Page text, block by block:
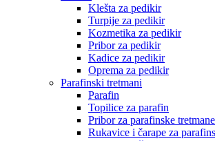
Klešta za pedikir
Turpije za pedikir
Kozmetika za pedikir
Pribor za pedikir
Kadice za pedikir
Oprema za pedikir
Parafinski tretmani
Parafin
Topilice za parafin
Pribor za parafinske tretmane
Rukavice i čarape za